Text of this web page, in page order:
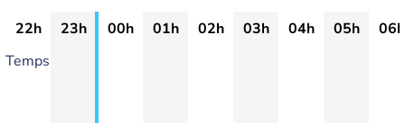
22h 23h 00h 01h 02h 03h 04h 05h
06h
Temps